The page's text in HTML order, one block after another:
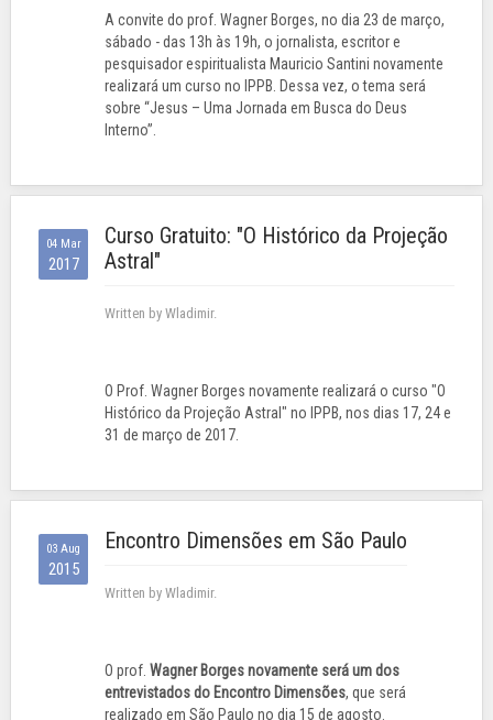
A convite do prof. Wagner Borges, no dia 23 de março,
sábado - das 13h às 19h, o jornalista, escritor e
pesquisador espiritualista Mauricio Santini novamente
realizará um curso no IPPB. Dessa vez, o tema será
sobre “Jesus – Uma Jornada em Busca do Deus
Interno”.
04 Mar
2017
Curso Gratuito: "O Histórico da Projeção
Astral"
Written by Wladimir.
O Prof. Wagner Borges novamente realizará o curso "O
Histórico da Projeção Astral" no IPPB, nos dias 17, 24 e
31 de março de 2017.
03 Aug
2015
Encontro Dimensões em São Paulo
Written by Wladimir.
O prof. Wagner Borgesnovamente será um dos
entrevistados do Encontro Dimensões, que será
realizado em São Paulo no dia 15 de agosto.